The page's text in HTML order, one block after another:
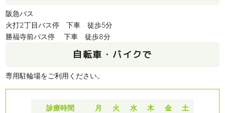
阪急バス
火打2丁目バス停 下車 徒歩5分
勝福寺前バス停 下車 徒歩8分
自転車・バイクで
専用駐輪場をご利用ください。
診療時間 月 火 水 木 金
土